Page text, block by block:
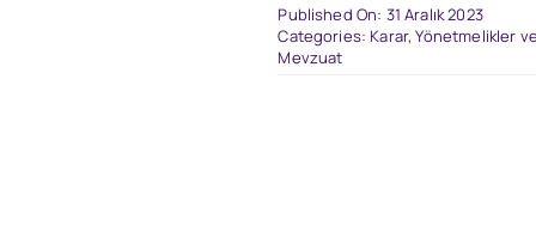
Published On: 31 Aralık 2023
Categories: Karar, Yönetmelikler
Mevzuat